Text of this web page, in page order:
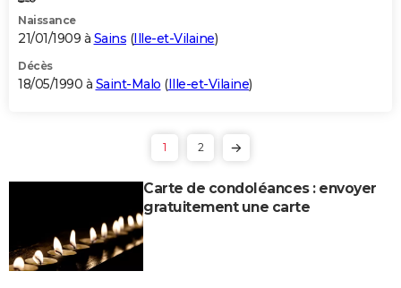
Naissance
21/01/1909 à Sains (Ille-et-Vilaine)
Décès
18/05/1990 à Saint-Malo (Ille-et-Vilaine)
1 2
Carte de condoléances : envoyer
gratuitement une carte